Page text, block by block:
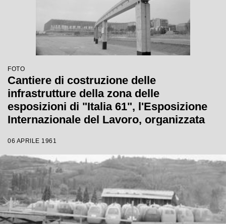
FOTO
Cantiere di costruzione delle
infrastrutture della zona delle
esposizioni di "Italia 61", l'Esposizione
Internazionale del Lavoro, organizzata
dell'Unità d'Italia a Torino
06 APRILE 1961